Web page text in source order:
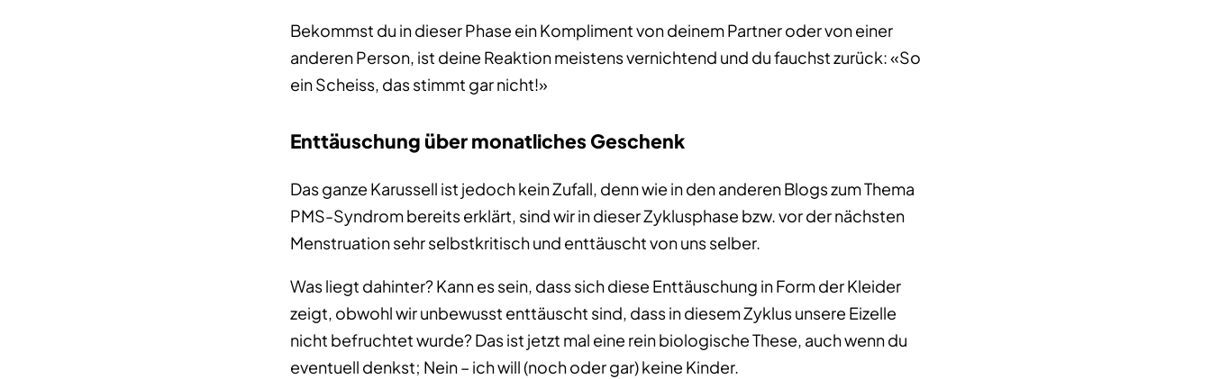
Bekommst du in dieser Phase ein Kompliment von deinem Partner oder von einer
anderen Person, ist deine Reaktion meistens vernichtend und du fauchst zurück: «So
ein Scheiss, das stimmt gar nicht!»
Enttäuschung über monatliches Geschenk
Das ganze Karussell ist jedoch kein Zufall, denn wie in den anderen Blogs zum Thema
PMS-Syndrom bereits erklärt, sind wir in dieser Zyklusphase bzw. vor der nächsten
Menstruation sehr selbstkritisch und enttäuscht von uns selber.
Was liegt dahinter? Kann es sein, dass sich diese Enttäuschung in Form der Kleider
zeigt, obwohl wir unbewusst enttäuscht sind, dass in diesem Zyklus unsere Eizelle
nicht befruchtet wurde? Das ist jetzt mal eine rein biologische These, auch wenn du
eventuell denkst; Nein – ich will (noch oder gar) keine Kinder.